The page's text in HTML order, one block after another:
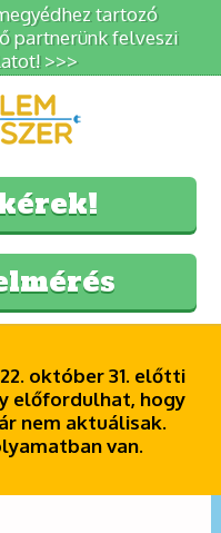
tartozó
partnerünk felveszi
>>>
október 31. előtti
előfordulhat, hogy
nem aktuálisak.
van.